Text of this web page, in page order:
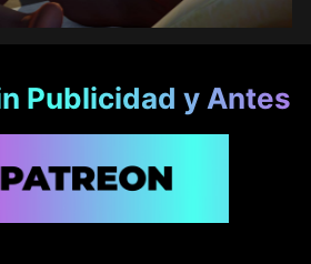
Publicidad y Antes